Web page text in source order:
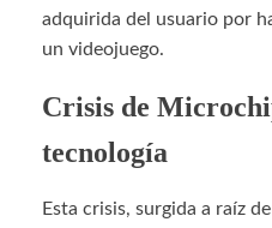
adquirida del usuario por
un videojuego.
Crisis de
tecnología
Esta crisis, surgida a raíz